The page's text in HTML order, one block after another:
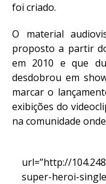
foi criado.
O material
proposto a partir
em 2010 e que
desdobrou em
marcar o
exibições do
na comunidade
url=”http://
super-heroi-